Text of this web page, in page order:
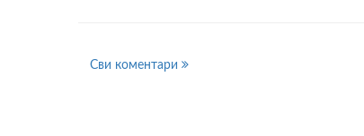
Сви коментари